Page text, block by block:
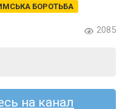
БОРОТЬБА
2085
на канал